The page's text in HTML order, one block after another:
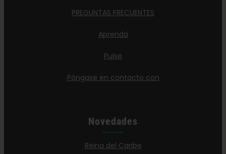
PREGUNTAS FRECUENTES
Aprenda
Pulse
Póngase en contacto con
Novedades
Reina del Caribe